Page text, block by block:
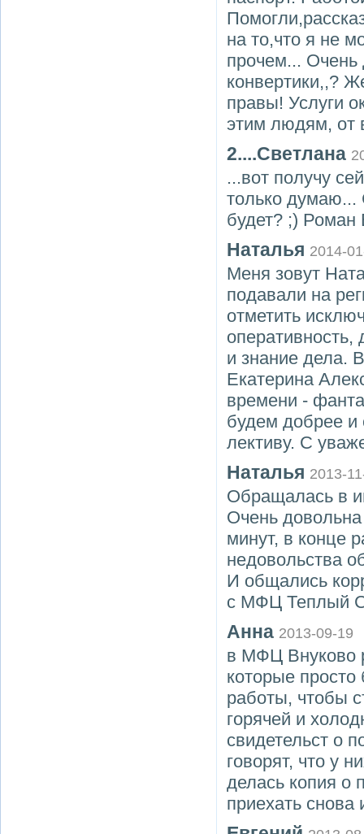
на то,что я не
прочем...
конвертики,,?
правы! Услуги
этим людям, от
2....Светлана
...вот получу
только думаю...
будет? ;) Роман
Наталья 2014-
Меня зовут
подавали на
отметить
и знание дела.
Екатерина
времени -
будем добрее и
лективу. С
Наталья 2013-
Обращалась в
Очень
минут, в конце
недовольства
И общались
с МФЦ Теплый
Анна 2013-09-19
в МФЦ Внуково
которые
работы, чтобы
горячей и
свидетельст о
говорят, что у
делась копия о
приехать снова